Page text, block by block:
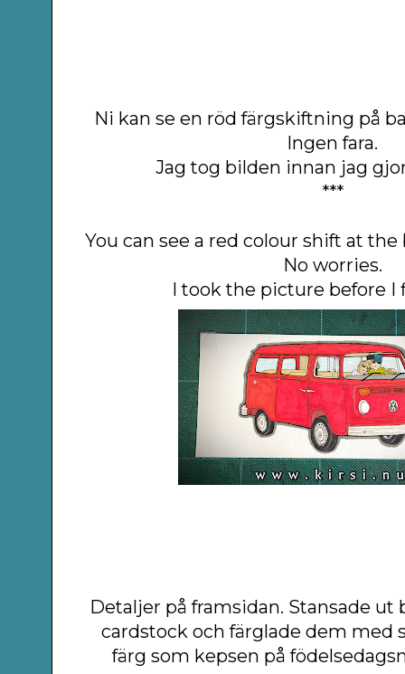
Ni kan se en röd färgskiftning på
Ingen fara.
Jag tog bilden innan jag
***
You can see a red colour shift at
No worries.
I took the picture before I
Detaljer på framsidan. Stansade ut
cardstock och färglade dem med
färg som kepsen på